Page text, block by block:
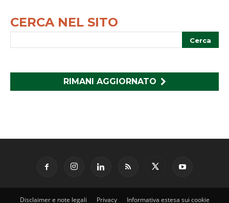
CERCA NEL SITO
RIMANI AGGIORNATO
Disclaimer e note legali Privacy Informativa estesa sui cookie